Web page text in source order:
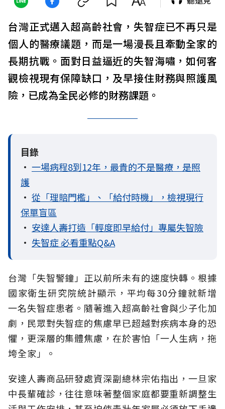
台灣正式邁入超高齡社會，失智症已不再只是
個人的醫療議題，而是一場漫長且牽動全家的
長期抗戰。面對日益逼近的失智海嘯，如何客
觀檢視現有保障缺口，及早接住財務與照護風
險，已成為全民必修的財務課題。
目錄
• 一場病程8到12年，最貴的不是醫療，是照
護
• 從「理賠門檻」、「給付時機」，檢視現行
保單盲區
• 安達人壽打造「輕度即早給付」專屬失智險
• 失智症 必看重點Q&A
台灣「失智警鐘」正以前所未有的速度快轉。根據
國家衛生研究院統計顯示，平均每30分鐘就新增
一名失智症患者。隨著進入超高齡社會與少子化加
劇，民眾對失智症的焦慮早已超越對疾病本身的恐
懼，更深層的集體焦慮，在於害怕「一人生病，拖
垮全家」。
安達人壽商品研發處資深副總林宗佑指出，一旦家
中長輩確診，往往意味著整個家庭都要重新調整生